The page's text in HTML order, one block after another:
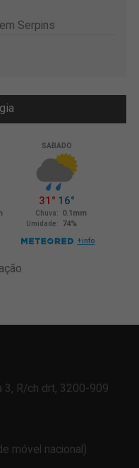
Serpins
3, R/ch drt, 3200-909
móvel nacional)